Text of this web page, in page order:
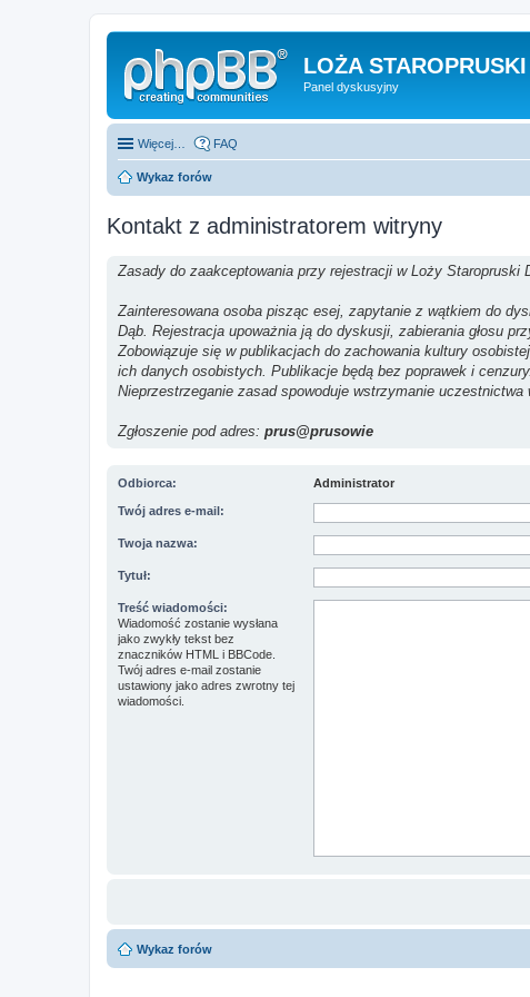
LOŻA
Panel dyskusyjny
Więcej… FAQ
Wykaz forów
Kontakt z administratorem witryny
Zasady do zaakceptowania przy rejestracji w Loży Staropruski
Zainteresowana osoba pisząc esej, zapytanie z wątkiem do
Dąb. Rejestracja upoważnia ją do dyskusji, zabierania głosu
Zobowiązuje się w publikacjach do zachowania kultury
ich danych osobistych. Publikacje będą bez poprawek i cenzury.
Nieprzestrzeganie zasad spowoduje wstrzymanie uczestnictwa
Zgłoszenie pod adres: prus@prusowie
Odbiorca: Administrator
Twój adres e-mail:
Twoja nazwa:
Tytuł:
Treść wiadomości:
Wiadomość zostanie wysłana
jako zwykły tekst bez
znaczników HTML i BBCode.
Twój adres e-mail zostanie
ustawiony jako adres zwrotny tej
wiadomości.
Wykaz forów